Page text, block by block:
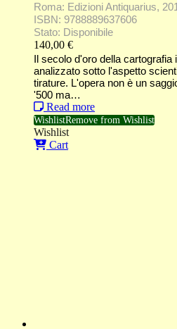
Roma: Edizioni Antiquarius,
ISBN: 9788889637606
Stato: Disponibile
140,00 €
Il secolo d'oro della cartografia
analizzato sotto l'aspetto
tirature. L'opera non è un
'500 ma…
Read more
WishlistRemove from Wishlist
Wishlist
Cart